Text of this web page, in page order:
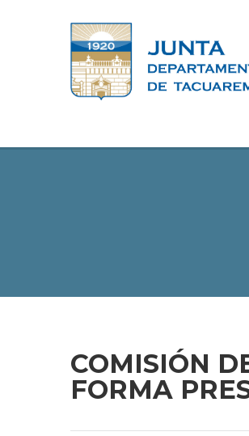
COMISIÓN
FORMA